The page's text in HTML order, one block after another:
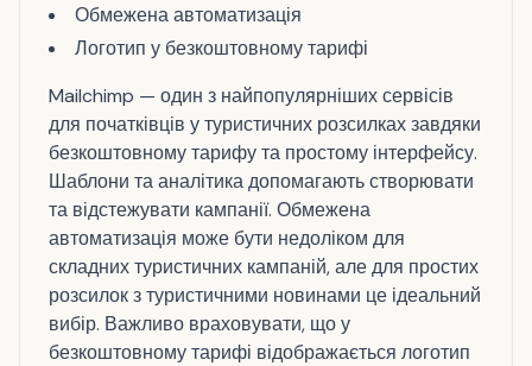
Обмежена автоматизація
Логотип у безкоштовному тарифі
Mailchimp — один з найпопулярніших сервісів
для початківців у туристичних розсилках завдяки
безкоштовному тарифу та простому інтерфейсу.
Шаблони та аналітика допомагають створювати
та відстежувати кампанії. Обмежена
автоматизація може бути недоліком для
складних туристичних кампаній, але для простих
розсилок з туристичними новинами це ідеальний
вибір. Важливо враховувати, що у
безкоштовному тарифі відображається логотип